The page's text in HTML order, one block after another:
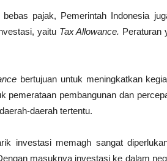
pajak, Pemerintah Indonesia
yaitu Tax Allowance. Peraturan
bertujuan untuk meningkatkan
pemerataan pembangunan dan
daerah tertentu.
investasi memagh sangat
masuknya investasi ke dalam